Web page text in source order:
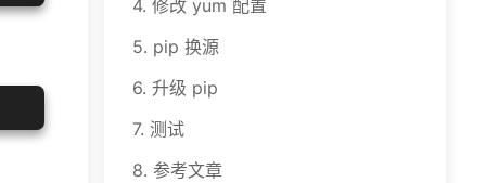
4. 修改 yum 配置
5. pip 换源
6. 升级 pip
7. 测试
8. 参考文章